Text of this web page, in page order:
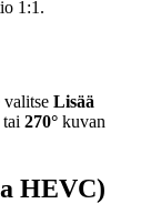
1:1.
Lisää
tai 270° kuvan
HEVC)